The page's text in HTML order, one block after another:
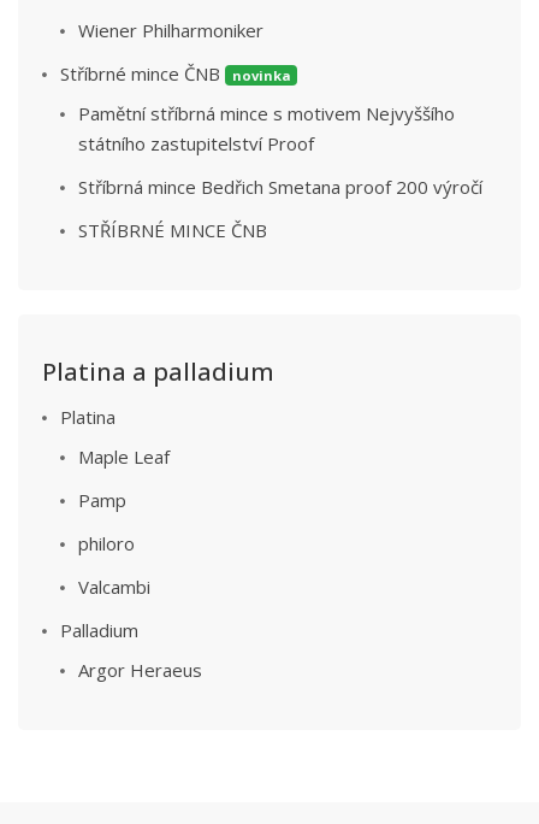
Wiener Philharmoniker
Stříbrné mince ČNB
novinka
Pamětní stříbrná mince s motivem Nejvyššího
státního zastupitelství Proof
Stříbrná mince Bedřich Smetana proof 200 výročí
STŘÍBRNÉ MINCE ČNB
Platina a palladium
Platina
Maple Leaf
Pamp
philoro
Valcambi
Palladium
Argor Heraeus